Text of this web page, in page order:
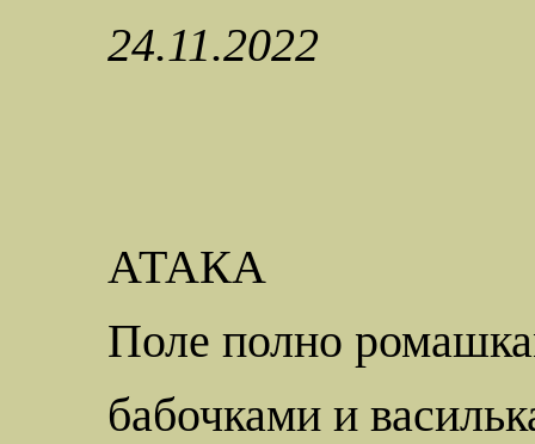
24.11.2022
АТАКА
Поле полно
бабочками и